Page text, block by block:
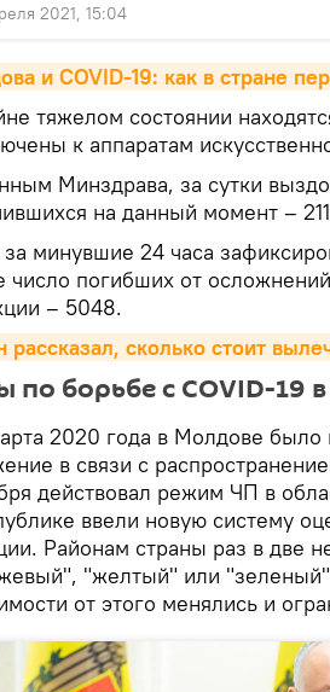
2021, 15:04
и COVID-19: как в стране
тяжелом состоянии
к аппаратам
Минздрава, за сутки
на данный момент –
за минувшие 24 часа
число погибших от
– 5048.
рассказал, сколько стоит
по борьбе с COVID-19
2020 года в Молдове было
в связи с
действовал режим ЧП в
ввели новую систему
Районам страны раз в две
"желтый" или "зеленый"
от этого менялись и